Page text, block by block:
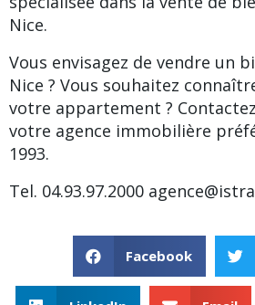
Nice.
Vous envisagez de vendre un
Nice ? Vous souhaitez
votre appartement ?
votre agence immobilière
1993.
Tel. 04.93.97.2000
Facebook